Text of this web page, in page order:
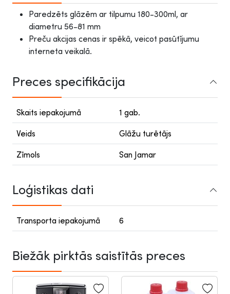
Paredzēts glāzēm ar tilpumu 180-300ml, ar
diametru 56-81 mm
Preču akcijas cenas ir spēkā, veicot pasūtījumu
interneta veikalā.
Preces specifikācija
Skaits iepakojumā 1 gab.
Veids Glāžu turētājs
Zīmols San Jamar
Loģistikas dati
Transporta iepakojumā 6
Biežāk pirktās saistītās preces